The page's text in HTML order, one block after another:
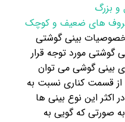
و بزرگ
های ضعیف و کوچک
خصوصیات بینی گوشتی
گوشتی مورد توجه قرار
بینی گوشی می‌ توان
از قسمت کناری نسبت به
اکثر این نوع بینی ها
صورتی که گویی به